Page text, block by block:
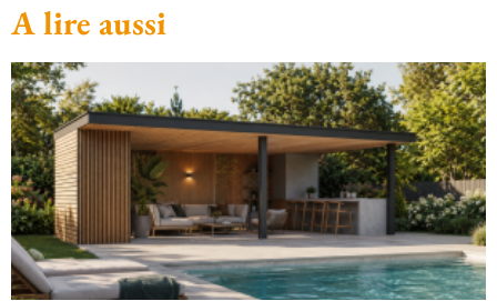
A lire aussi